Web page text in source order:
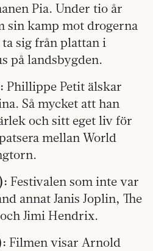
Pia. Under tio år
sin kamp mot drogerna
sig från plattan i
på landsbygden.
Phillippe Petit älskar
Så mycket att han
och sitt eget liv för
mellan World
Festivalen som inte var
annat Janis Joplin, The
Jimi Hendrix.
Filmen visar Arnold